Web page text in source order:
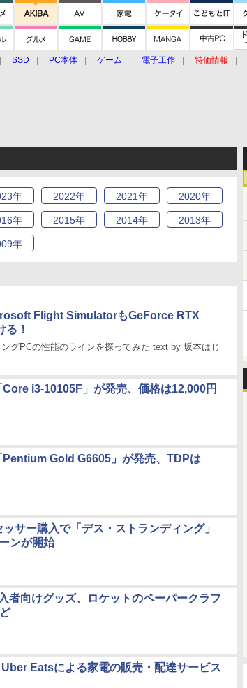
SSD PC本体 ゲーム 電子工作 特価情報
年 2022年 2021年 2020年
年 2015年 2014年 2013年
年
Flight SimulatorもGeForce RTX
る！
グPCの性能のラインを探ってみた text by 坂本はじ
i3-10105F」が発売、価格は12,000円
Gold G6605」が発売、TDPは
サー購入で「デス・ストランディング」
ンが開始
者向けグッズ、ロケットのペーパークラフ
Eatsによる家電の販売・配達サービス